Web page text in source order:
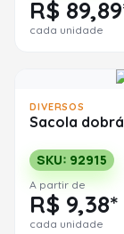
R$
cada unidade
DIVERSOS
Sacola
SKU: 92915
A partir de
R$ 9,38*
cada unidade